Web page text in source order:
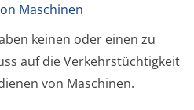
Maschinen
keinen oder einen zu
auf die Verkehrstüchtigkeit
von Maschinen.